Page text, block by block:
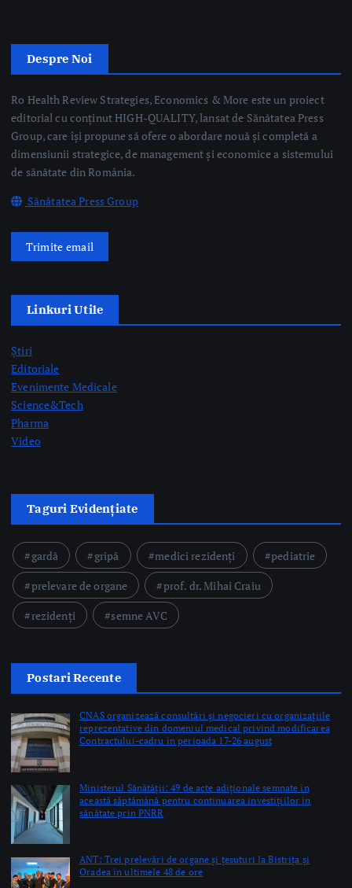
Despre Noi
Ro Health Review Strategies, Economics & More este un proiect
editorial cu conținut HIGH-QUALITY, lansat de Sănătatea Press
Group, care își propune să ofere o abordare nouă și completă a
dimensiunii strategice, de management și economice a sistemului
de sănătate din România.
Sănătatea Press Group
Trimite email
Linkuri Utile
Știri
Editoriale
Evenimente Medicale
Science&Tech
Pharma
Video
Taguri Evidențiate
gardă gripă medici rezidenți
pediatrie
prelevare de organe
prof. dr. Mihai Craiu
rezidenți
semne AVC
Postari Recente
CNAS organizează consultări și negocieri cu organizațiile
reprezentative din domeniul medical privind modificarea
Contractului-cadru în perioada 17-26 august
Ministerul Sănătății: 49 de acte adiționale semnate în
această săptămână pentru continuarea investițiilor în
sănătate prin PNRR
ANT: Trei prelevări de organe și țesuturi la Bistrița și
Oradea în ultimele 48 de ore